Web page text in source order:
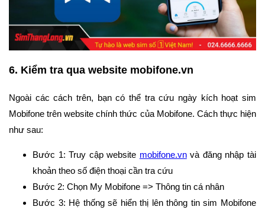
6. Kiểm tra qua website mobifone.vn
Ngoài các cách trên, bạn có thể tra cứu ngày kích hoạt sim
Mobifone trên website chính thức của Mobifone. Cách thực hiện
như sau:
Bước 1: Truy cập website mobifone.vnvà đăng nhập tài
khoản theo số điện thoại cần tra cứu
Bước 2: Chọn My Mobifone => Thông tin cá nhân
Bước 3: Hệ thống sẽ hiển thị lên thông tin sim Mobifone